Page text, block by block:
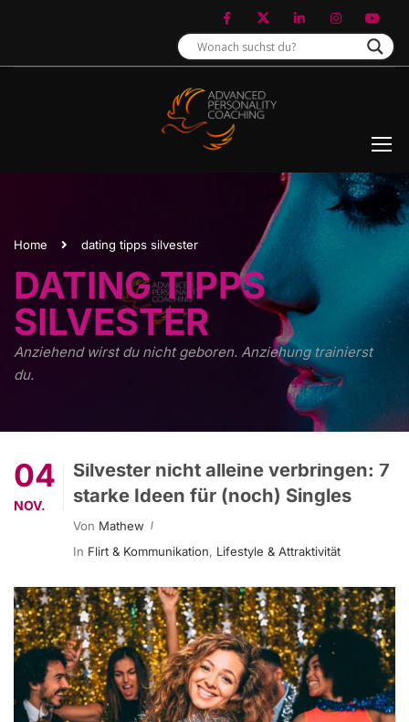
Home dating tipps silvester
DATING TIPPS
SILVESTER
Anziehend wirst du nicht geboren. Anziehung trainierst
du.
04
NOV.
Silvester nicht alleine verbringen: 7
starke Ideen für (noch) Singles
Von Mathew
In Flirt & Kommunikation, Lifestyle & Attraktivität